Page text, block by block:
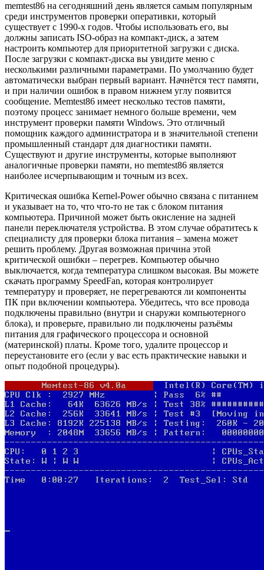
memtest86 на сегодняшний день является самым популярным
среди инструментов проверки оперативки, который
существует с 1990-х годов. Чтобы использовать его, вы
должны записать ISO-образ на компакт-диск, а затем
настроить компьютер для приоритетной загрузки с диска.
После загрузки с компакт-диска вы увидите меню с
несколькими различными параметрами. По умолчанию будет
автоматически выбран первый вариант. Начнётся тест памяти,
и при наличии ошибок в правом нижнем углу появится
сообщение. Memtest86 имеет несколько тестов памяти,
поэтому процесс занимает немного больше времени, чем
инструмент проверки памяти Windows. Это отличный
помощник каждого администратора и в значительной степени
промышленный стандарт для диагностики памяти.
Существуют и другие инструменты, которые выполняют
аналогичные проверки памяти, но memtest86 является
наиболее исчерпывающим и точным из всех.
Критическая ошибка Kernel-Power обычно связана с питанием
и указывает на то, что что-то не так с блоком питания
компьютера. Причиной может быть окисление на задней
панели переключателя устройства. В этом случае обратитесь к
специалисту для проверки блока питания – замена может
решить проблему. Другая возможная причина этой
критической ошибки – перегрев. Компьютер обычно
выключается, когда температура слишком высокая. Вы можете
скачать программу SpeedFan, которая контролирует
температуру и проверяет, не перегреваются ли компоненты
ПК при включении компьютера. Убедитесь, что все провода
подключены правильно (внутри и снаружи компьютерного
блока), и проверьте, правильно ли подключены разъёмы
питания для графического процессора и основной
(материнской) платы. Кроме того, удалите процессор и
переустановите его (если у вас есть практические навыки и
опыт подобной процедуры).